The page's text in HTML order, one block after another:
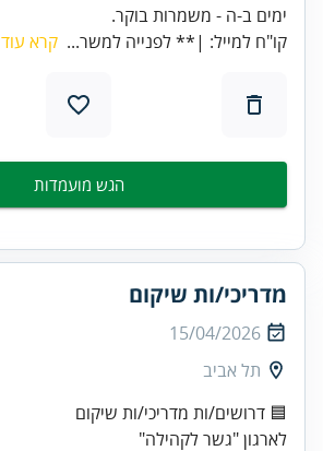
ימים ב-ה - משמרות בוקר.
קו"ח למייל: |** לפנייה למשר... קרא עוד
הגש מועמדות
מדריכי/ות שיקום
15/04/2026
תל אביב